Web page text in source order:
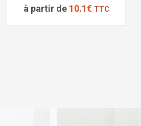
à partir de 10.1€ TTC